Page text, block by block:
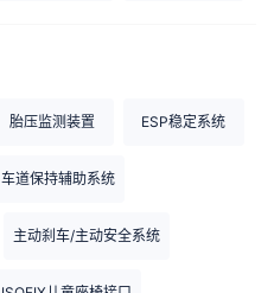
胎压监测装置 ESP稳定系统
车道保持辅助系统
主动刹车/主动安全系统